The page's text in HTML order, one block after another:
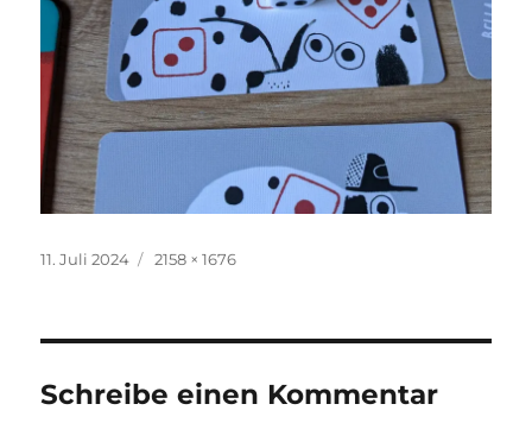
Veröffentlicht
11. Juli 2024 Originalgröße
2158 × 1676
Schreibe einen Kommentar